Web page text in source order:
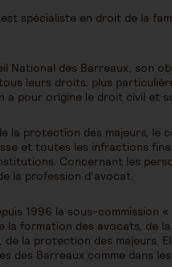
spécialiste en droit de la
National des Barreaux, son
leurs droits, plus
a pour origine le droit civil et
la protection des majeurs, le
et toutes les infractions
Concernant les
la profession d’avocat.
1996 la sous-commission
la formation des avocats, de
de la protection des majeurs.
des Barreaux comme dans